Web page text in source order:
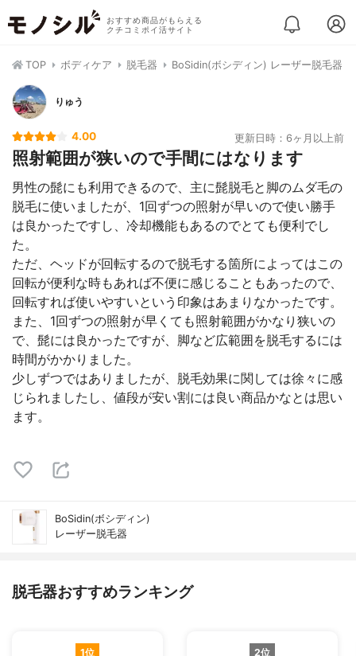
おすすめ商品がもらえる
クチコミポイ活サイト
TOP ボディケア 脱毛器 BoSidin(ボシディン) レーザー脱毛器
りゅう
4.00 更新日時：6ヶ月以上前
照射範囲が狭いので手間にはなります
男性の髭にも利用できるので、主に髭脱毛と脚のムダ毛の
脱毛に使いましたが、1回ずつの照射が早いので使い勝手
は良かったですし、冷却機能もあるのでとても便利でし
た。
ただ、ヘッドが回転するので脱毛する箇所によってはこの
回転が便利な時もあれば不便に感じることもあったので、
回転すれば使いやすいという印象はあまりなかったです。
また、1回ずつの照射が早くても照射範囲がかなり狭いの
で、髭には良かったですが、脚など広範囲を脱毛するには
時間がかかりました。
少しずつではありましたが、脱毛効果に関しては徐々に感
じられましたし、値段が安い割には良い商品かなとは思い
ます。
BoSidin(ボシディン)
レーザー脱毛器
脱毛器おすすめランキング
1位 2位